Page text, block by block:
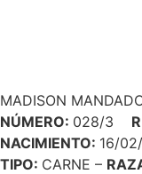
MADISON
NÚMERO: 028/3
NACIMIENTO: 16/
TIPO: CARNE –